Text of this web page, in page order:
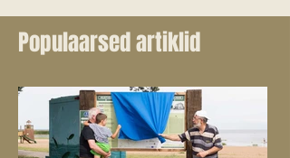
Populaarsed artiklid